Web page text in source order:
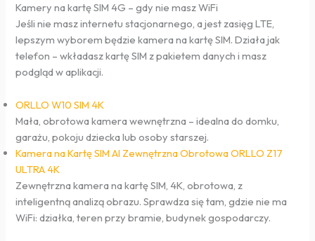
Kamery na kartę SIM 4G – gdy nie masz WiFi
Jeśli nie masz internetu stacjonarnego, a jest zasięg LTE,
lepszym wyborem będzie kamera na kartę SIM. Działa jak
telefon – wkładasz kartę SIM z pakietem danych i masz
podgląd w aplikacji.
ORLLO W10 SIM 4K
Mała, obrotowa kamera wewnętrzna – idealna do domku,
garażu, pokoju dziecka lub osoby starszej.
Kamera na Kartę SIM AI Zewnętrzna Obrotowa ORLLO Z17
ULTRA 4K
Zewnętrzna kamera na kartę SIM, 4K, obrotowa, z
inteligentną analizą obrazu. Sprawdza się tam, gdzie nie ma
WiFi: działka, teren przy bramie, budynek gospodarczy.